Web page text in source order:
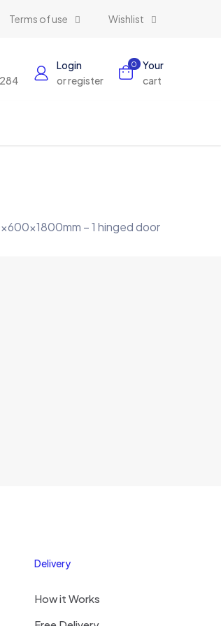
Terms of use Wishlist
Login
or register
0
Your
cart
– 1 hinged door
Delivery
How it Works